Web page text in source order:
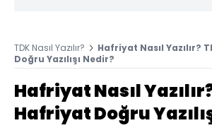
TDK Nasıl Yazılır?
Hafriyat Nasıl Yazılır?
Doğru Yazılışı Nedir?
Hafriyat Nasıl
Hafriyat Doğru